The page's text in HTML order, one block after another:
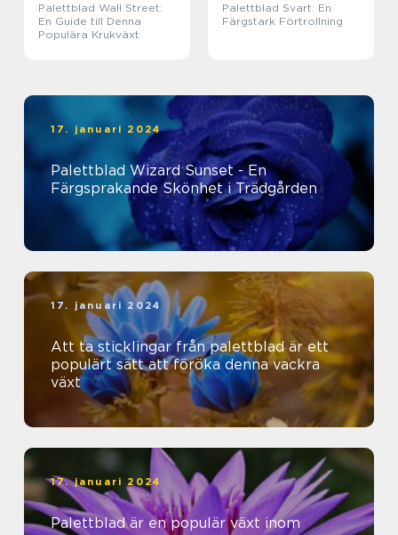
Palettblad Wall Street:
En Guide till Denna
Populära Krukväxt
Palettblad Svart: En
Färgstark Förtrollning
17. januari 2024
Palettblad Wizard Sunset - En
Färgsprakande Skönhet i Trädgården
17. januari 2024
Att ta sticklingar från palettblad är ett
populärt sätt att föröka denna vackra
växt
17. januari 2024
Palettblad är en populär växt inom